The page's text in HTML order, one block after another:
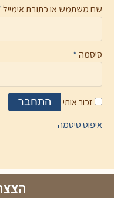
שם משתמש או כתובת אימייל
סיסמה*
זכור אותי התחבר
איפוס סיסמה